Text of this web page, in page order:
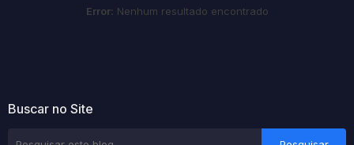
Error: Nenhum resultado encontrado
Buscar no Site